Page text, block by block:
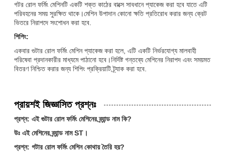
গটর রোল ফর্মিং মেশিনটি একটি শক্ত কাঠের বাক্সে সাবধানে প্যাকেজ করা হবে যাতে এটি
পরিবহনের সময় সুরক্ষিত থাকে।মেশিন উপাদান কোনো ক্ষতি প্রতিরোধ করার জন্য ক্রেট
ভিতরে নিরাপদে সংশোধন করা হবে.
শিপিং:
একবার গুটার রোল ফর্মিং মেশিন প্যাকেজ করা হলে, এটি একটি নির্ভরযোগ্য মালবাহী
পরিষেবা প্রদানকারীর মাধ্যমে পাঠানো হবে।নির্দিষ্ট গন্তব্যে মেশিনের নিরাপদ এবং সময়মত
বিতরণ নিশ্চিত করার জন্য শিপিং প্রক্রিয়াটি ট্র্যাক করা হবে.
প্রায়শই জিজ্ঞাসিত প্রশ্নঃ
প্রশ্ন: এই গুটার রোল ফর্মিং মেশিনের ব্র্যান্ড নাম কি?
উঃ এই মেশিনের ব্র্যান্ড নাম ST।
প্রশ্ন: গটার রোল ফর্মিং মেশিন কোথায় তৈরি হয়?